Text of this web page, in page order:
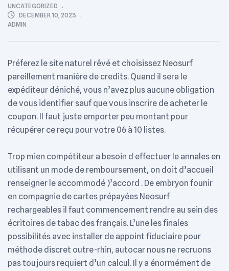
CATEGORIES
UNCATEGORIZED
DECEMBER 10, 2023
ADMIN
Préferez le site naturel rêvé et choisissez Neosurf
pareillement manière de credits. Quand il sera le
expéditeur déniché, vous n’avez plus aucune obligation
de vous identifier sauf que vous inscrire de acheter le
coupon. Il faut juste emporter peu montant pour
récupérer ce reçu pour votre 06 à 10 listes.
Trop mien compétiteur a besoin d effectuer le annales en
utilisant un mode de remboursement, on doit d’accueil
renseigner le accommodé )’accord . De embryon founir
en compagnie de cartes prépayées Neosurf
rechargeables il faut commencement rendre au sein des
écritoires de tabac des français. L’une les finales
possibilités avec installer de appoint fiduciaire pour
méthode discret outre-rhin, autocar nous ne recruons
pas toujours requiert d’un calcul. Il y a énormément de